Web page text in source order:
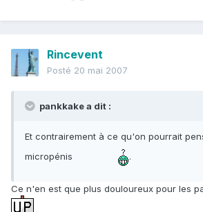
Rincevent
Posté 20 mai 2007
pankkake a dit :
Et contrairement à ce qu'on pourrait
micropénis
.
Ce n'en est que plus douloureux pour les